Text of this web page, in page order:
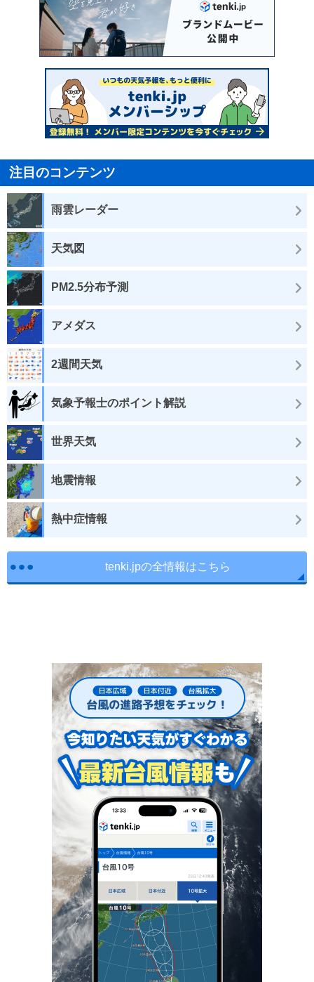
注目のコンテンツ
雨雲レーダー
天気図
PM2.5分布予測
アメダス
2週間天気
気象予報士のポイント解説
世界天気
地震情報
熱中症情報
tenki.jpの全情報はこちら